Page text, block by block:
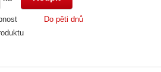
Do pěti dnů